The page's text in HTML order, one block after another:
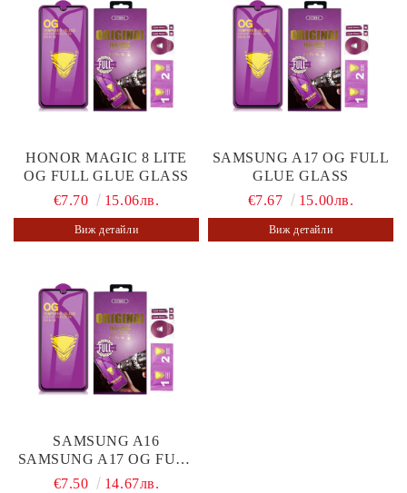
HONOR MAGIC 8 LITE
OG FULL GLUE GLASS
€7.70
15.06лв.
Виж детайли
SAMSUNG A17 OG FULL
GLUE GLASS
€7.67
15.00лв.
Виж детайли
SAMSUNG A16
SAMSUNG A17 OG FULL
GLUE GLASS
€7.50 14.67лв.